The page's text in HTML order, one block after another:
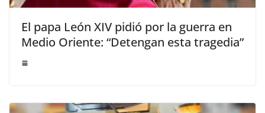
El papa León XIV pidió por la guerra en
Medio Oriente: “Detengan esta tragedia”